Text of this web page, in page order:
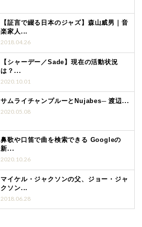
【証言で綴る日本のジャズ】森山威男｜音
楽家人...
2018.04.26
【シャーデー／Sade】現在の活動状況
は？...
2020.10.01
サムライチャンプルーとNujabes─ 渡辺...
2020.05.08
鼻歌や口笛で曲を検索できる Googleの
新...
2020.10.26
マイケル・ジャクソンの父、ジョー・ジャ
クソン...
2018.06.28